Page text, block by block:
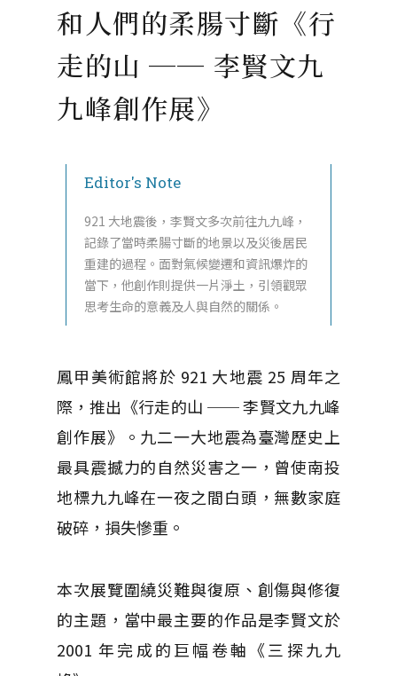
和人們的柔腸寸斷《行
走的山 ── 李賢文九
九峰創作展》
Editor's Note
921 大地震後，李賢文多次前往九九峰，
記錄了當時柔腸寸斷的地景以及災後居民
重建的過程。面對氣候變遷和資訊爆炸的
當下，他創作則提供一片淨土，引領觀眾
思考生命的意義及人與自然的關係。
鳳甲美術館將於 921 大地震 25 周年之
際，推出《行走的山 ── 李賢文九九峰
創作展》。九二一大地震為臺灣歷史上
最具震撼力的自然災害之一，曾使南投
地標九九峰在一夜之間白頭，無數家庭
破碎，損失慘重。
本次展覽圍繞災難與復原、創傷與修復
的主題，當中最主要的作品是李賢文於
2001 年完成的巨幅卷軸《三探九九